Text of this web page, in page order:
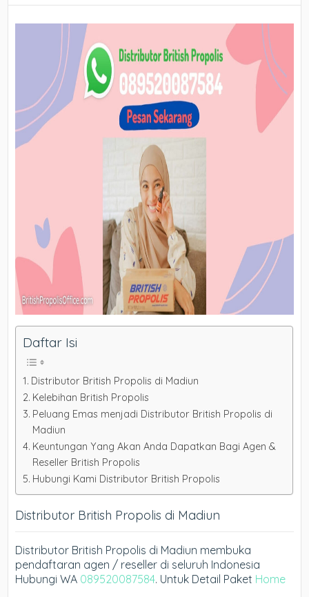
Daftar Isi
Distributor British Propolis di Madiun
Kelebihan British Propolis
Peluang Emas menjadi Distributor British Propolis di
Madiun
Keuntungan Yang Akan Anda Dapatkan Bagi Agen &
Reseller British Propolis
Hubungi Kami Distributor British Propolis
Distributor British Propolis di Madiun
Distributor British Propolis di Madiun membuka
pendaftaran agen / reseller di seluruh Indonesia
Hubungi WA 089520087584. Untuk Detail Paket Home